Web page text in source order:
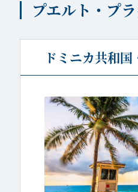
プエルト・プ
ドミニカ共和